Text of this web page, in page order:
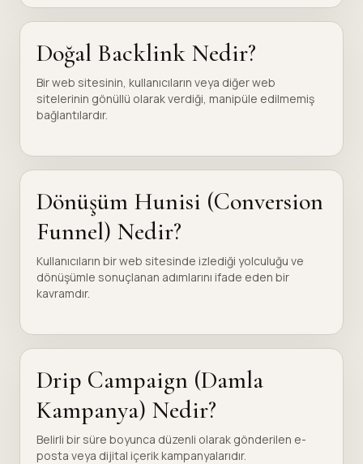
Doğal Backlink Nedir?
Bir web sitesinin, kullanıcıların veya diğer web
sitelerinin gönüllü olarak verdiği, manipüle edilmemiş
bağlantılardır.
Dönüşüm Hunisi (Conversion
Funnel) Nedir?
Kullanıcıların bir web sitesinde izlediği yolculuğu ve
dönüşümle sonuçlanan adımlarını ifade eden bir
kavramdır.
Drip Campaign (Damla
Kampanya) Nedir?
Belirli bir süre boyunca düzenli olarak gönderilen e-
posta veya dijital içerik kampanyalarıdır.